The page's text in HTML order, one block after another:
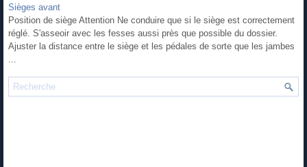
Sièges avant
Position de siège Attention Ne conduire que si le siège est correctement
réglé. S'asseoir avec les fesses aussi près que possible du dossier.
Ajuster la distance entre le siège et les pédales de sorte que les jambes